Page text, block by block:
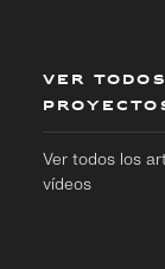
VER
Ver todos los
vídeos